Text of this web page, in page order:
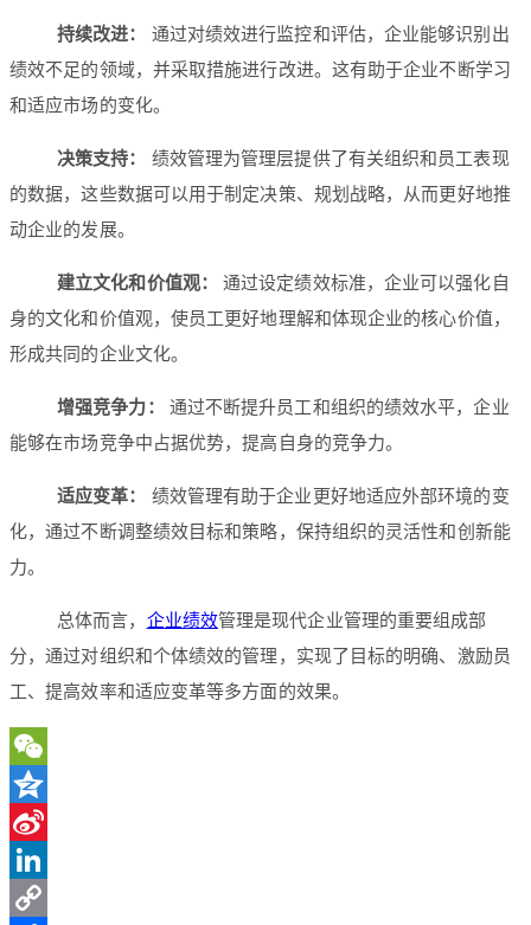
持续改进：
通过对绩效进行监控和评估，企业能够识别出
绩效不足的领域，并采取措施进行改进。这有助于企业不断学习
和适应市场的变化。
决策支持：
绩效管理为管理层提供了有关组织和员工表现
的数据，这些数据可以用于制定决策、规划战略，从而更好地推
动企业的发展。
建立文化和价值观：
通过设定绩效标准，企业可以强化自
身的文化和价值观，使员工更好地理解和体现企业的核心价值，
形成共同的企业文化。
增强竞争力：
通过不断提升员工和组织的绩效水平，企业
能够在市场竞争中占据优势，提高自身的竞争力。
适应变革：
绩效管理有助于企业更好地适应外部环境的变
化，通过不断调整绩效目标和策略，保持组织的灵活性和创新能
力。
总体而言， 企业绩效管理是现代企业管理的重要组成部
分，通过对组织和个体绩效的管理，实现了目标的明确、激励员
工、提高效率和适应变革等多方面的效果。
WeChat
Qzone
Sina
Weibo
LinkedIn